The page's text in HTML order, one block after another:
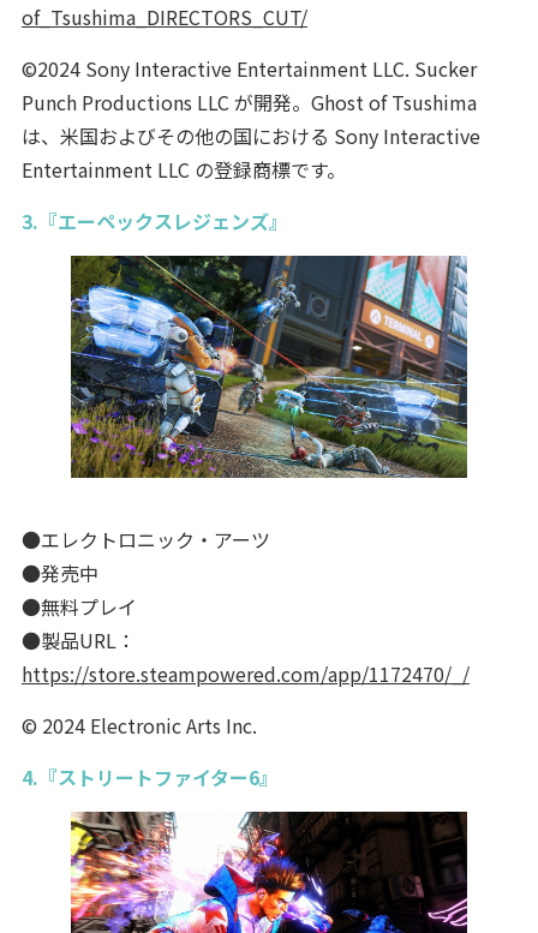
of_Tsushima_DIRECTORS_CUT/
©2024 Sony Interactive Entertainment LLC. Sucker
Punch Productions LLC が開発。Ghost of Tsushima
は、米国およびその他の国における Sony Interactive
Entertainment LLC の登録商標です。
3.『エーペックスレジェンズ』
●エレクトロニック・アーツ
●発売中
●無料プレイ
●製品URL：
https://store.steampowered.com/app/1172470/_/
© 2024 Electronic Arts Inc.
4.『ストリートファイター6』